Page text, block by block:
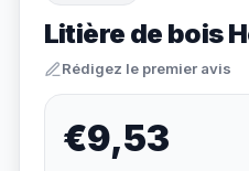
Litière de bois
Rédigez le premier avis
€9,53